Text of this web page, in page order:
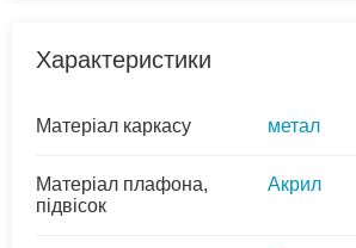
Характеристики
Матеріал каркасу метал
Матеріал плафона,
підвісок
Акрил